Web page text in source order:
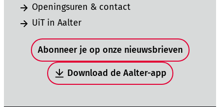
Openingsuren & contact
UiT in Aalter
Snel naar
Abonneer je op onze nieuwsbrieven
Download de Aalter-app